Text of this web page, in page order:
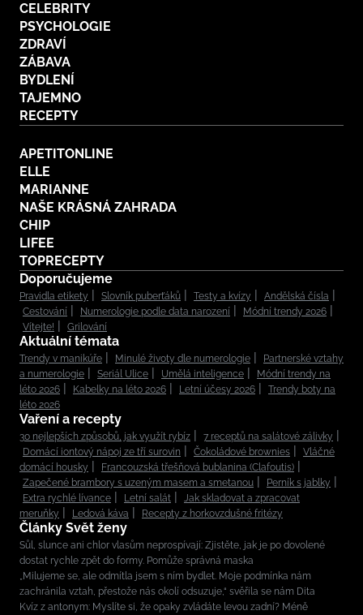
CELEBRITY
PSYCHOLOGIE
ZDRAVÍ
ZÁBAVA
BYDLENÍ
TAJEMNO
RECEPTY
APETITONLINE
ELLE
MARIANNE
NAŠE KRÁSNÁ ZAHRADA
CHIP
LIFEE
TOPRECEPTY
Doporučujeme
Pravidla etikety Slovník puberťáků Testy a kvízy
Andělská čísla
Cestování
Numerologie podle data narození
Módní trendy 2026
Vítejte!
Grilování
Aktuální témata
Trendy v manikúře Minulé životy dle numerologie
Partnerské vztahy
a numerologie
Seriál Ulice Umělá inteligence
Módní trendy na
léto 2026
Kabelky na léto 2026 Letní účesy 2026
Trendy boty na
léto 2026
Vaření a recepty
30 nejlepších způsobů, jak využít rybíz
7 receptů na salátové zálivky
Domácí iontový nápoj ze tří surovin
Čokoládové brownies
Vláčné
domácí housky
Francouzská třešňová bublanina (Clafoutis)
Zapečené brambory s uzeným masem a smetanou
Perník s jablky
Extra rychlé lívance
Letní salát
Jak skladovat a zpracovat
meruňky
Ledová káva Recepty z horkovzdušné fritézy
Články Svět ženy
Sůl, slunce ani chlor vlasům neprospívají: Zjistěte, jak je po dovolené
dostat rychle zpět do formy. Pomůže správná maska
„Milujeme se, ale odmítla jsem s ním bydlet. Moje podmínka nám
zachránila vztah, přestože nás okolí odsuzuje,“ svěřila se nám Dita
Kvíz z antonym: Myslíte si, že opaky zvládáte levou zadní? Méně